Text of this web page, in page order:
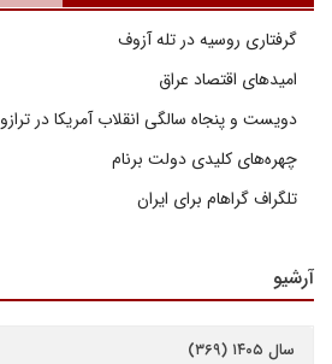
گرفتاری روسیه در تله آزوف
امیدهای اقتصاد عراق
دویست و پنجاه سالگی انقلاب آمریکا در ترازو
چهره‌های کلیدی دولت برنام
تلگراف گراهام برای ایران
آرشیو
سال ۱۴۰۵ (۳۶۹)